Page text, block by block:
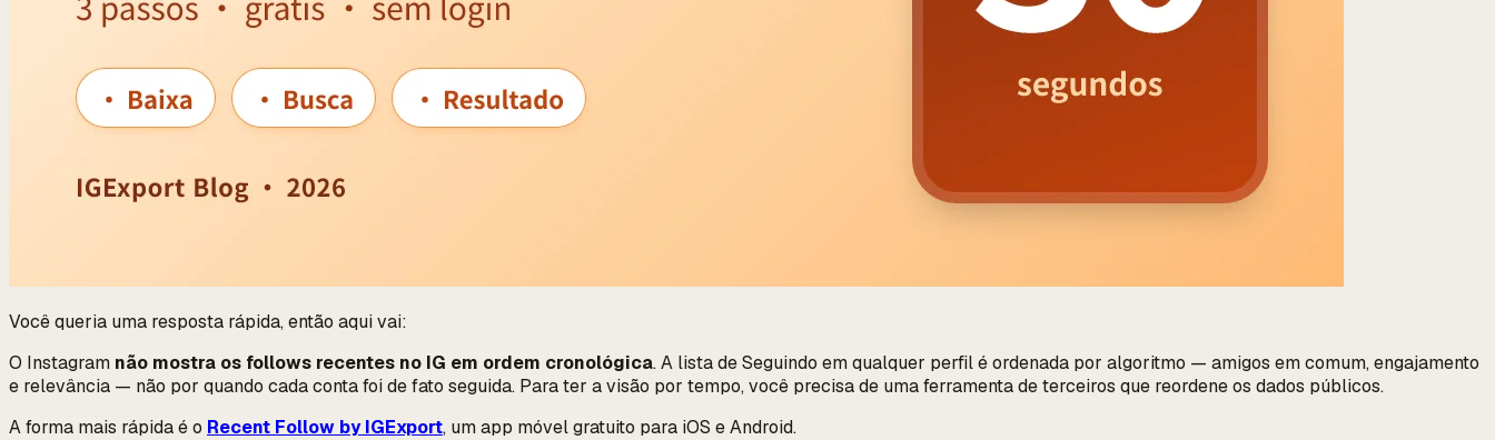
Você queria uma resposta rápida, então aqui vai:
O Instagram não mostra os follows recentes no IG em ordem cronológica. A lista de Seguindo em qualquer perfil é ordenada por algoritmo — amigos em comum, engajamento
e relevância — não por quando cada conta foi de fato seguida. Para ter a visão por tempo, você precisa de uma ferramenta de terceiros que reordene os dados públicos.
A forma mais rápida é o Recent Follow by IGExport, um app móvel gratuito para iOS e Android.